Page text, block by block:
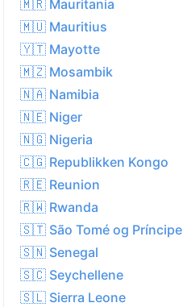
15.9°C
12.1°C
9.0°C
53%
9.7 kph
0.1 mm
6.0
06:36 AM
🇲🇷 Mauritania
🇲🇺 Mauritius
🇾🇹 Mayotte
🇲🇿 Mosambik
🇳🇦 Namibia
🇳🇪 Niger
🇳🇬 Nigeria
🇨🇬 Republikken Kongo
🇷🇪 Reunion
🇷🇼 Rwanda
🇸🇹 São Tomé og Príncipe
🇸🇳 Senegal
🇸🇨 Seychellene
🇸🇱 Sierra Leone